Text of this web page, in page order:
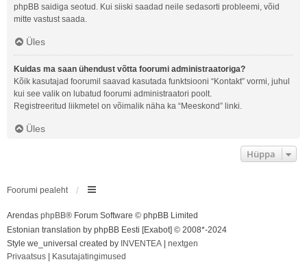
phpBB saidiga seotud. Kui siiski saadad neile sedasorti probleemi, võid
mitte vastust saada.
Üles
Kuidas ma saan ühendust võtta foorumi administraatoriga?
Kõik kasutajad foorumil saavad kasutada funktsiooni “Kontakt” vormi, juhul
kui see valik on lubatud foorumi administraatori poolt.
Registreeritud liikmetel on võimalik näha ka “Meeskond” linki.
Üles
Hüppa
Foorumi pealeht
Arendas phpBB® Forum Software © phpBB Limited
Estonian translation by phpBB Eesti [Exabot] © 2008*-2024
Style we_universal created by INVENTEA
nextgen
Privaatsus
Kasutajatingimused